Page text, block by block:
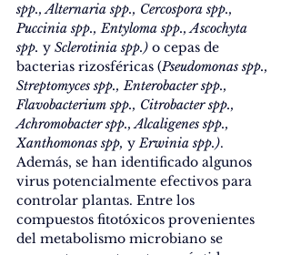
spp., Alternaria spp., Cercospora spp.,
Puccinia spp., Entyloma spp., Ascochyta
spp. y Sclerotinia spp.) o cepas de
bacterias rizosféricas (Pseudomonas spp.,
Streptomyces spp., Enterobacter spp.,
Flavobacterium spp., Citrobacter spp.,
Achromobacter spp., Alcaligenes spp.,
Xanthomonas spp, y Erwinia spp.).
Además, se han identificado algunos
virus potencialmente efectivos para
controlar plantas. Entre los
compuestos fitotóxicos provenientes
del metabolismo microbiano se